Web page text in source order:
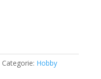
Categorie: Hobby